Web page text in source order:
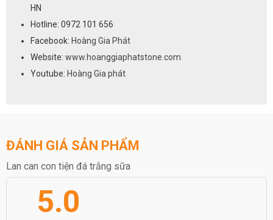
HN
Hotline: 0972 101 656
Facebook: Hoàng Gia Phát
Website: www.hoanggiaphatstone.com
Youtube: Hoàng Gia phát
ĐÁNH GIÁ SẢN PHẨM
Lan can con tiện đá trắng sữa
5.0